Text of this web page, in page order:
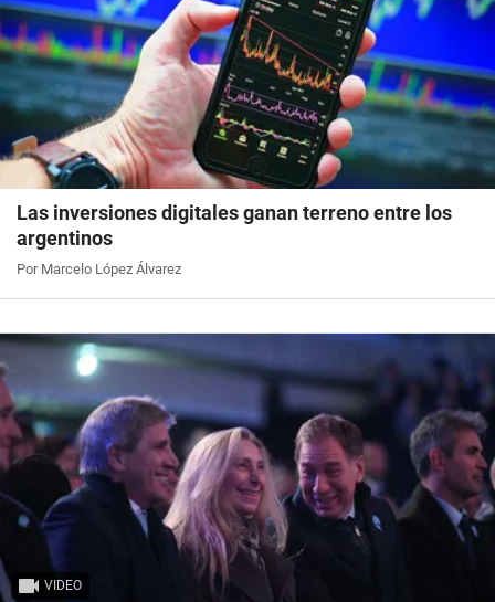
Las inversiones digitales ganan terreno entre los
argentinos
Por Marcelo López Álvarez
VIDEO